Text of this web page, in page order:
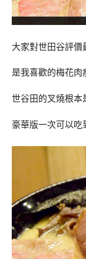
大家對世田谷評
是我喜歡的梅花肉
世谷田的叉燒根本
豪華版一次可以吃